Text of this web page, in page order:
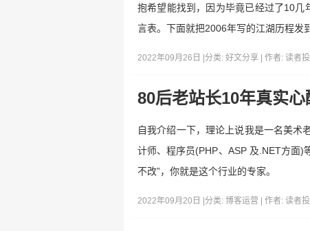
抱希望能找到，因为毕竟已经过了10
言表。下面就把2006年写的江湖历程发
2022年09月26日 | 分类: 好文分享 | 作者: 读者
80后老站长10年真实
自我介绍一下，理论上说我是一名美术
计师、程序员(PHP、ASP 及.NET方面)
不改”，你就是这个行业的专家。
2022年09月20日 | 分类: 博客运营 | 作者: 读者